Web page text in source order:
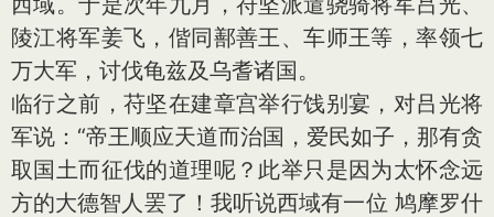
陵江将军姜飞，偕同鄯善王、车师王等，率领七
万大军，讨伐龟兹及乌耆诸国。
临行之前，苻坚在建章宫举行饯别宴，对吕光将
军说：“帝王顺应天道而治国，爱民如子，那有贪
取国土而征伐的道理呢？此举只是因为太怀念远
方的大德智人罢了！我听说西域有一位 鸠摩罗什